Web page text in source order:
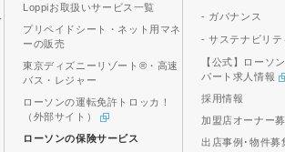
Loppiお取扱いサービス一覧
プリペイドシート・ネット用マネ
ーの販売
東京ディズニーリゾート®・高速
バス・レジャー
ローソンの運転免許トロッカ！
（外部サイト）
ローソンの保険サービス
- ガバナンス
- サステナビリテ
【公式】ローソ
パート求人情報
採用情報
加盟店オーナー
出店事例･物件募